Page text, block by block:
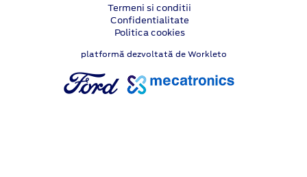
Termeni si conditii
Confidentialitate
Politica cookies
platformă dezvoltată de Workleto